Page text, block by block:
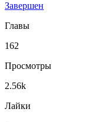
Завершен
Главы
162
Просмотры
2.56k
Лайки